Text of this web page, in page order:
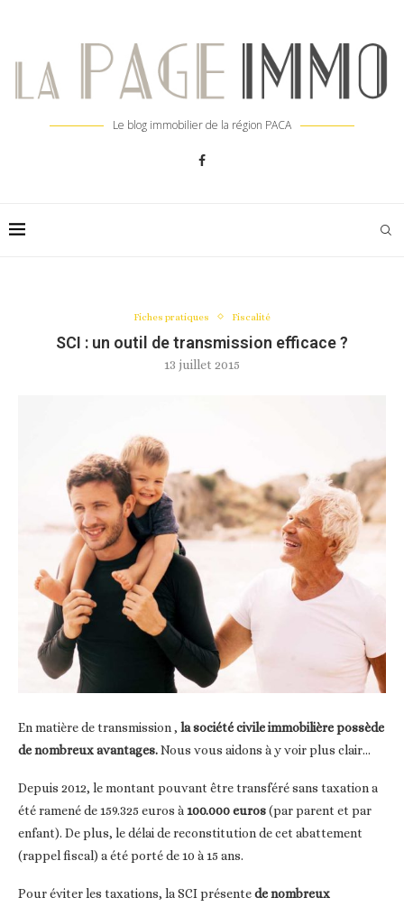
Le blog immobilier de la région PACA
Fiches pratiques Fiscalité
SCI : un outil de transmission efficace ?
13 juillet 2015
En matière de transmission , la société civile immobilière possède
de nombreux avantages.Nous vous aidons à y voir plus clair…
Depuis 2012, le montant pouvant être transféré sans taxation a
été ramené de 159.325 euros à 100.000 euros(par parent et par
enfant). De plus, le délai de reconstitution de cet abattement
(rappel fiscal) a été porté de 10 à 15 ans.
Pour éviter les taxations, la SCI présentede nombreux